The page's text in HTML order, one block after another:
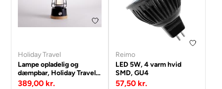
Holiday Travel
Lampe opladelig og
dæmpbar, Holiday Travel
Navy lanterne
389,00 kr.
Reimo
LED 5W, 4 varm hvid
SMD, GU4
57,50 kr.